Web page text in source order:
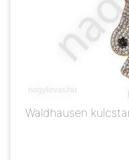
Waldhausen